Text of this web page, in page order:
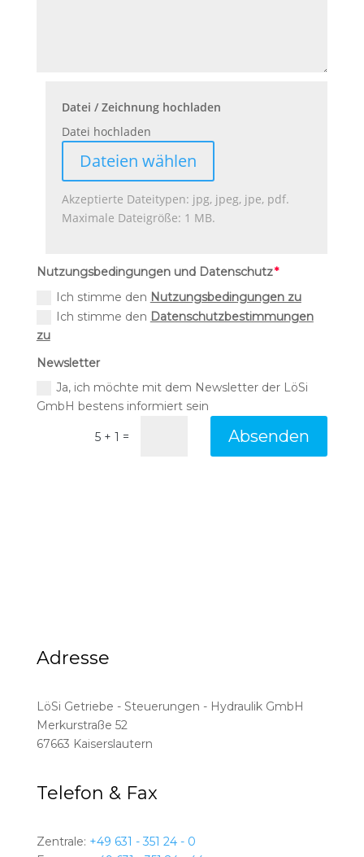
Datei / Zeichnung hochladen
Datei hochladen
Dateien wählen
Nutzungsbedingungen und Datenschutz
Ich stimme den Nutzungsbedingungen zu
Ich stimme den Datenschutzbestimmungen
zu
Newsletter
Ja, ich möchte mit dem Newsletter der LöSi
GmbH bestens informiert sein
5 + 1 = Absenden
Adresse
LöSi Getriebe - Steuerungen - Hydraulik GmbH
Merkurstraße 52
67663 Kaiserslautern
Telefon & Fax
Zentrale: +49 631 - 351 24 - 0